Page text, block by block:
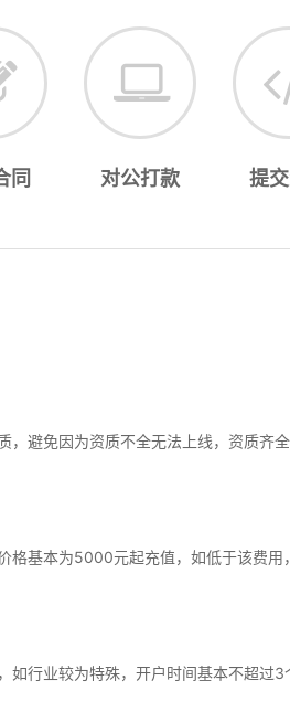
同 对公打款 提
避免因为资质不全无法上线，资质齐
基本为5000元起充值，如低于该费用
行业较为特殊，开户时间基本不超过3